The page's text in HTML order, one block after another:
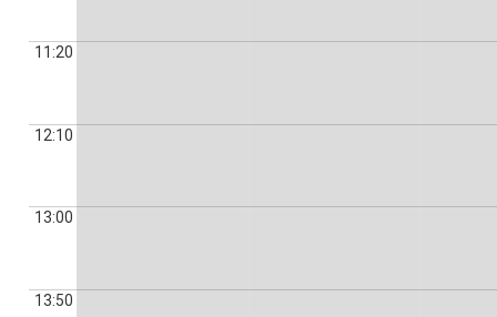
11:20
12:10
13:00
13:50